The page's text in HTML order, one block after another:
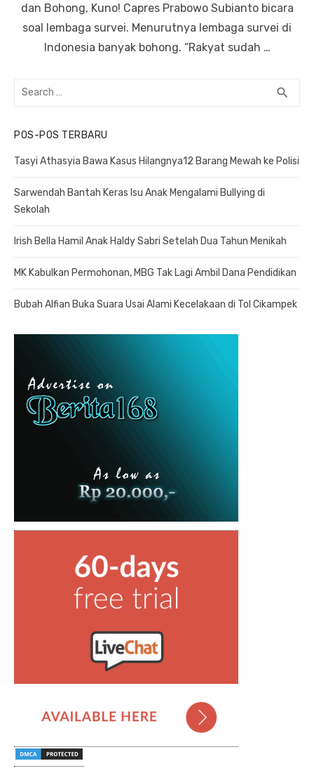
dan Bohong, Kuno! Capres Prabowo Subianto bicara
soal lembaga survei. Menurutnya lembaga survei di
Indonesia banyak bohong. “Rakyat sudah …
Search
search
POS-POS TERBARU
Tasyi Athasyia Bawa Kasus Hilangnya12 Barang Mewah ke Polisi
Sarwendah Bantah Keras Isu Anak Mengalami Bullying di
Sekolah
Irish Bella Hamil Anak Haldy Sabri Setelah Dua Tahun Menikah
MK Kabulkan Permohonan, MBG Tak Lagi Ambil Dana Pendidikan
Bubah Alfian Buka Suara Usai Alami Kecelakaan di Tol Cikampek